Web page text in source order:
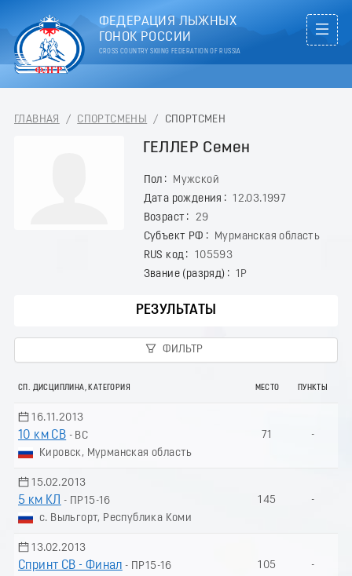
ФЕДЕРАЦИЯ ЛЫЖНЫХ
ГОНОК РОССИИ
CROSS COUNTRY SKIING FEDERATION OF RUSSIA
ГЛАВНАЯ / СПОРТСМЕНЫ / СПОРТСМЕН
ГЕЛЛЕР Семен
Пол
Мужской
Дата рождения
12.03.1997
Возраст
29
Субъект РФ
Мурманская область
RUS код
105593
Звание (разряд)
1Р
РЕЗУЛЬТАТЫ
ФИЛЬТР
СП. ДИСЦИПЛИНА, КАТЕГОРИЯ МЕСТО ПУНКТЫ
16.11.2013
10 км СВ - ВС
Кировск, Мурманская область
71 -
15.02.2013
5 км КЛ
- ПР15-16
с. Выльгорт, Республика Коми
145 -
13.02.2013
Спринт СВ - Финал - ПР15-16
105 -